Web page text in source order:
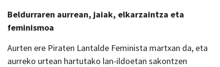
Beldurraren aurrean, jaiak, elkarzaintza eta
feminismoa
Aurten ere Piraten Lantalde Feminista martxan da, eta
aurreko urtean hartutako lan-ildoetan sakontzen